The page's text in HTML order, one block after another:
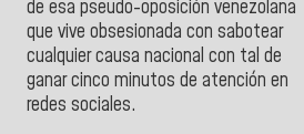
de esa pseudo-oposición venezolana
que vive obsesionada con sabotear
cualquier causa nacional con tal de
ganar cinco minutos de atención en
redes sociales.